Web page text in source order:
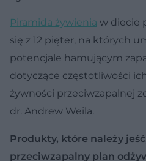
Piramida żywienia w diecie
się z 12 pięter, na których
potencjale hamującym
dotyczące częstotliwości
żywności przeciwzapalnej
dr. Andrew Weila.
Produkty, które należy
przeciwzapalny plan